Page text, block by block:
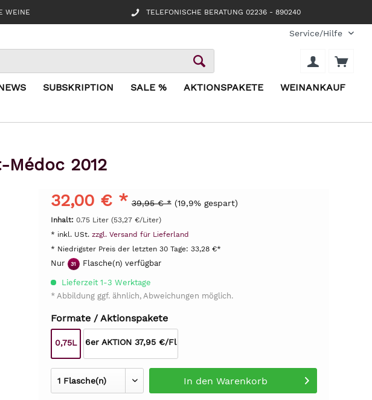
WEINE TELEFONISCHE BERATUNG 02236 - 890240
Service/Hilfe
SUBSKRIPTION SALE % AKTIONSPAKETE WEINANKAUF
2012
32,00 € * 39,95 € * (19,9% gespart)
Inhalt: 0.75 Liter (53,27 €/Liter)
* inkl. USt. zzgl. Versand für Lieferland
* Niedrigster Preis der letzten 30 Tage: 33,28 €*
Nur 31 Flasche(n) verfügbar
Lieferzeit 1-3 Werktage
* Abbildung ggf. ähnlich, Abweichungen möglich.
Formate / Aktionspakete
0,75L 6er AKTION 37,95 €/Fl
In den Warenkorb